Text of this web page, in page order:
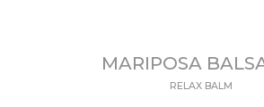
MARIPOSA
RELAX BALM